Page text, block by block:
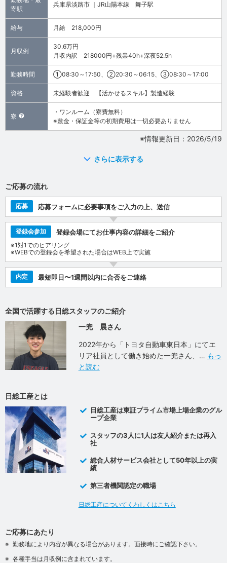
寄駅
兵庫県淡路市 ｜JR山陽本線 舞子駅
給与 月給 218,000円
月収例
30.6万円
月収内訳 218000円+残業40h+深夜52.5h
勤務時間 ①08:30～17:50、②20:30～06:15、③08:30～17:00
資格 未経験者歓迎 【活かせるスキル】製造経験
寮
・ワンルーム（寮費無料）
※敷金・保証金等の初期費用は一切必要ありません
※情報更新日：2026/5/19
さらに表示する
ご応募の流れ
応募 応募フォームに必要事項をご入力の上、送信
登録会参加 登録会場にてお仕事内容の詳細をご紹介
※1対1でのヒアリング
※WEBでの登録会を希望された場合はWEB上で実施
内定 最短即日〜1週間以内に合否をご連絡
全国で活躍する日総スタッフのご紹介
一兜 晨さん
2022年から「トヨタ自動車東日本」にてエ
リア社員として働き始めた一兜さん、
もっ
と読む
日総工産とは
日総工産は東証プライム市場上場企業のグル
ープ企業
スタッフの3人に1人は友人紹介または再入
社
総合人材サービス会社として50年以上の実
績
第三者機関認定の職場
日総工産についてくわしくはこちら
ご応募にあたり
勤務地により内容が異なる場合があります。面接時にご確認下さい。
各種手当は月収例に含まれています。